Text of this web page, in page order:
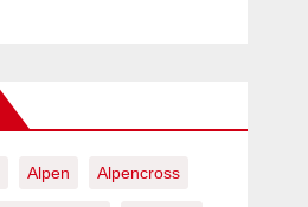
Alpen Alpencross